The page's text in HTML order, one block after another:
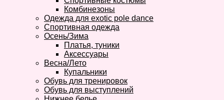
Комбинезоны
Одежда для exotic pole dance
Спортивная одежда
Осень/Зима
Платья, туники
Аксессуары
Весна/Лето
Купальники
Обувь для тренировок
Обувь для выступлений